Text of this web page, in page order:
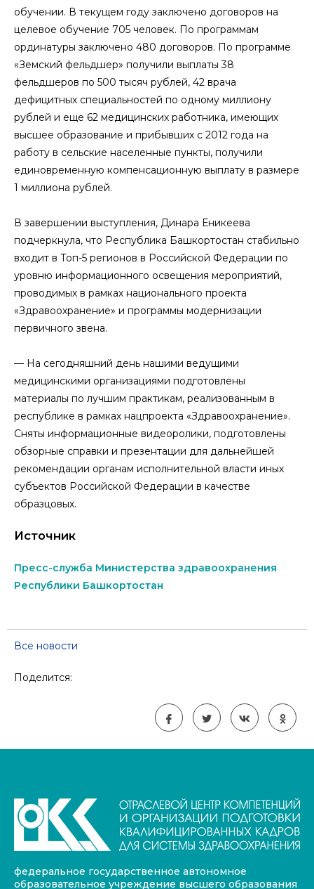
обучении. В текущем году заключено договоров на
целевое обучение 705 человек. По программам
ординатуры заключено 480 договоров. По программе
«Земский фельдшер» получили выплаты 38
фельдшеров по 500 тысяч рублей, 42 врача
дефицитных специальностей по одному миллиону
рублей и еще 62 медицинских работника, имеющих
высшее образование и прибывших с 2012 года на
работу в сельские населенные пункты, получили
единовременную компенсационную выплату в размере
1 миллиона рублей.
В завершении выступления, Динара Еникеева
подчеркнула, что Республика Башкортостан стабильно
входит в Топ-5 регионов в Российской Федерации по
уровню информационного освещения мероприятий,
проводимых в рамках национального проекта
«Здравоохранение» и программы модернизации
первичного звена.
— На сегодняшний день нашими ведущими
медицинскими организациями подготовлены
материалы по лучшим практикам, реализованным в
республике в рамках нацпроекта «Здравоохранение».
Сняты информационные видеоролики, подготовлены
обзорные справки и презентации для дальнейшей
рекомендации органам исполнительной власти иных
субъектов Российской Федерации в качестве
образцовых.
Источник
Пресс-служба Министерства здравоохранения
Республики Башкортостан
Все новости
Поделится:
федеральное государственное автономное
образовательное учреждение высшего образования